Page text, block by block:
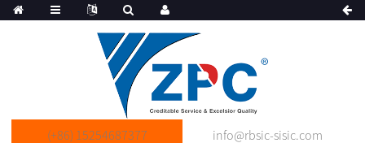
(+86) 15254687377 info@rbsic-sisic.com